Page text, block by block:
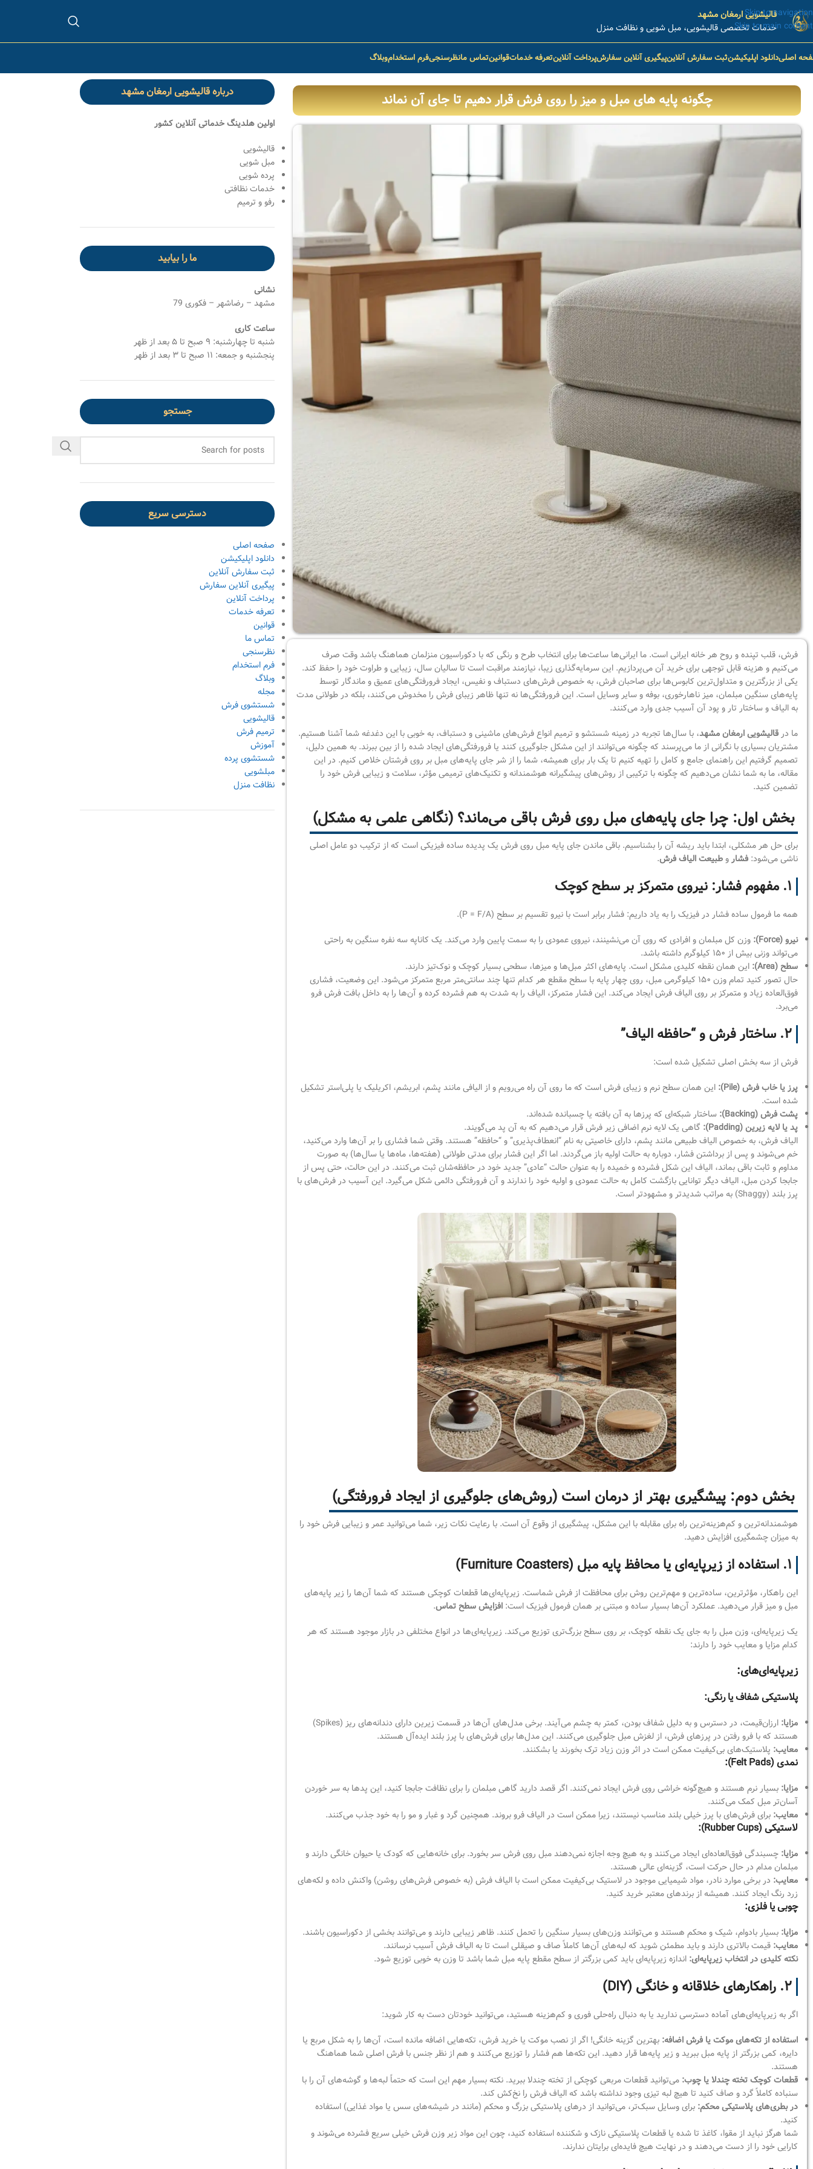
Skip to navigation
Skip to main content
قالیشویی ارمغان مشهد
خدمات تخصصی قالیشویی، مبل شویی و نظافت منزل
اصلیدانلود اپلیکیشنثبت سفارش آنلاینپیگیری آنلاین سفارشپرداخت آنلاینتعرفه خدماتقوانینتماس مانظرسنجیفرم استخداموبلاگ
چگونه پایه های مبل و میز را روی فرش قرار دهیم تا جای آن نماند
فرش، قلب تپنده و روح هر خانه ایرانی است. ما ایرانی‌ها ساعت‌ها برای انتخاب طرح و رنگی که با دکوراسیون منزلمان هماهنگ باشد وقت صرف
می‌کنیم و هزینه قابل توجهی برای خرید آن می‌پردازیم. این سرمایه‌گذاری زیبا، نیازمند مراقبت است تا سالیان سال، زیبایی و طراوت خود را حفظ کند.
یکی از بزرگترین و متداول‌ترین کابوس‌ها برای صاحبان فرش، به خصوص فرش‌های دستباف و نفیس، ایجاد فرورفتگی‌های عمیق و ماندگار توسط
پایه‌های سنگین مبلمان، میز ناهارخوری، بوفه و سایر وسایل است. این فرورفتگی‌ها نه تنها ظاهر زیبای فرش را مخدوش می‌کنند، بلکه در طولانی مدت
به الیاف و ساختار تار و پود آن آسیب جدی وارد می‌کنند.
ما در قالیشویی ارمغان مشهد، با سال‌ها تجربه در زمینه شستشو و ترمیم انواع فرش‌های ماشینی و دستباف، به خوبی با این دغدغه شما آشنا هستیم.
مشتریان بسیاری با نگرانی از ما می‌پرسند که چگونه می‌توانند از این مشکل جلوگیری کنند یا فرورفتگی‌های ایجاد شده را از بین ببرند. به همین دلیل،
تصمیم گرفتیم این راهنمای جامع و کامل را تهیه کنیم تا یک بار برای همیشه، شما را از شر جای پایه‌های مبل بر روی فرشتان خلاص کنیم. در این
مقاله، ما به شما نشان می‌دهیم که چگونه با ترکیبی از روش‌های پیشگیرانه هوشمندانه و تکنیک‌های ترمیمی مؤثر، سلامت و زیبایی فرش خود را
تضمین کنید.
بخش اول: چرا جای پایه‌های مبل روی فرش باقی می‌ماند؟ (نگاهی علمی به مشکل)
برای حل هر مشکلی، ابتدا باید ریشه آن را بشناسیم. باقی ماندن جای پایه مبل روی فرش یک پدیده ساده فیزیکی است که از ترکیب دو عامل اصلی
ناشی می‌شود: فشاروطبیعت الیاف فرش.
۱. مفهوم فشار: نیروی متمرکز بر سطح کوچک
همه ما فرمول ساده فشار در فیزیک را به یاد داریم: فشار برابر است با نیرو تقسیم بر سطح (P = F/A).
نیرو (Force):
وزن کل مبلمان و افرادی که روی آن می‌نشینند، نیروی عمودی را به سمت پایین وارد می‌کند. یک کاناپه سه نفره سنگین به راحتی
می‌تواند وزنی بیش از ۱۵۰ کیلوگرم داشته باشد.
سطح (Area):
این همان نقطه کلیدی مشکل است. پایه‌های اکثر مبل‌ها و میزها، سطحی بسیار کوچک و نوک‌تیز دارند.
حال تصور کنید تمام وزن ۱۵۰ کیلوگرمی مبل، روی چهار پایه با سطح مقطع هر کدام تنها چند سانتی‌متر مربع متمرکز می‌شود. این وضعیت، فشاری
فوق‌العاده زیاد و متمرکز بر روی الیاف فرش ایجاد می‌کند. این فشار متمرکز، الیاف را به شدت به هم فشرده کرده و آن‌ها را به داخل بافت فرش فرو
می‌برد.
۲. ساختار فرش و “حافظه الیاف”
فرش از سه بخش اصلی تشکیل شده است:
پرز یا خاب فرش (Pile):
این همان سطح نرم و زیبای فرش است که ما روی آن راه می‌رویم و از الیافی مانند پشم، ابریشم، اکریلیک یا پلی‌استر تشکیل
شده است.
پشت فرش (Backing):
ساختار شبکه‌ای که پرزها به آن بافته یا چسبانده شده‌اند.
پد یا لایه زیرین (Padding):
گاهی یک لایه نرم اضافی زیر فرش قرار می‌دهیم که به آن پد می‌گویند.
الیاف فرش، به خصوص الیاف طبیعی مانند پشم، دارای خاصیتی به نام “انعطاف‌پذیری” و “حافظه” هستند. وقتی شما فشاری را بر آن‌ها وارد می‌کنید،
خم می‌شوند و پس از برداشتن فشار، دوباره به حالت اولیه باز می‌گردند. اما اگر این فشار برای مدتی طولانی (هفته‌ها، ماه‌ها یا سال‌ها) به صورت
مداوم و ثابت باقی بماند، الیاف این شکل فشرده و خمیده را به عنوان حالت “عادی” جدید خود در حافظه‌شان ثبت می‌کنند. در این حالت، حتی پس از
جابجا کردن مبل، الیاف دیگر توانایی بازگشت کامل به حالت عمودی و اولیه خود را ندارند و آن فرورفتگی دائمی شکل می‌گیرد. این آسیب در فرش‌های با
پرز بلند (Shaggy) به مراتب شدیدتر و مشهودتر است.
بخش دوم: پیشگیری بهتر از درمان است (روش‌های جلوگیری از ایجاد فرورفتگی)
هوشمندانه‌ترین و کم‌هزینه‌ترین راه برای مقابله با این مشکل، پیشگیری از وقوع آن است. با رعایت نکات زیر، شما می‌توانید عمر و زیبایی فرش خود را
به میزان چشمگیری افزایش دهید.
۱. استفاده از زیرپایه‌ای یا محافظ پایه مبل (Furniture Coasters)
این راهکار، مؤثرترین، ساده‌ترین و مهم‌ترین روش برای محافظت از فرش شماست. زیرپایه‌ای‌ها قطعات کوچکی هستند که شما آن‌ها را زیر پایه‌های
مبل و میز قرار می‌دهید. عملکرد آن‌ها بسیار ساده و مبتنی بر همان فرمول فیزیک است: افزایش سطح تماس.
یک زیرپایه‌ای، وزن مبل را به جای یک نقطه کوچک، بر روی سطح بزرگ‌تری توزیع می‌کند. زیرپایه‌ای‌ها در انواع مختلفی در بازار موجود هستند که هر
کدام مزایا و معایب خود را دارند:
زیرپایه‌ای‌های:
پلاستیکی شفاف یا رنگی:
مزایا:
ارزان‌قیمت، در دسترس و به دلیل شفاف بودن، کمتر به چشم می‌آیند. برخی مدل‌های آن‌ها در قسمت زیرین دارای دندانه‌های ریز (Spikes)
هستند که با فرو رفتن در پرزهای فرش، از لغزش مبل جلوگیری می‌کنند. این مدل‌ها برای فرش‌های با پرز بلند ایده‌آل هستند.
معایب: پلاستیک‌های بی‌کیفیت ممکن است در اثر وزن زیاد ترک بخورند یا بشکنند.
نمدی (Felt Pads):
مزایا: بسیار نرم هستند و هیچ‌گونه خراشی روی فرش ایجاد نمی‌کنند. اگر قصد دارید گاهی مبلمان را برای نظافت جابجا کنید، این پدها به سر خوردن
آسان‌تر مبل کمک می‌کنند.
معایب: برای فرش‌های با پرز خیلی بلند مناسب نیستند، زیرا ممکن است در الیاف فرو بروند. همچنین گرد و غبار و مو را به خود جذب می‌کنند.
لاستیکی (Rubber Cups):
مزایا: چسبندگی فوق‌العاده‌ای ایجاد می‌کنند و به هیچ وجه اجازه نمی‌دهند مبل روی فرش سر بخورد. برای خانه‌هایی که کودک یا حیوان خانگی دارند و
مبلمان مدام در حال حرکت است، گزینه‌ای عالی هستند.
معایب: در برخی موارد نادر، مواد شیمیایی موجود در لاستیک بی‌کیفیت ممکن است با الیاف فرش (به خصوص فرش‌های روشن) واکنش داده و لکه‌های
زرد رنگ ایجاد کنند. همیشه از برندهای معتبر خرید کنید.
چوبی یا فلزی:
مزایا: بسیار بادوام، شیک و محکم هستند و می‌توانند وزن‌های بسیار سنگین را تحمل کنند. ظاهر زیبایی دارند و می‌توانند بخشی از دکوراسیون باشند.
معایب: قیمت بالاتری دارند و باید مطمئن شوید که لبه‌های آن‌ها کاملاً صاف و صیقلی است تا به الیاف فرش آسیب نرسانند.
نکته کلیدی در انتخاب زیرپایه‌ای: اندازه زیرپایه‌ای باید کمی بزرگتر از سطح مقطع پایه مبل شما باشد تا وزن به خوبی توزیع شود.
۲. راهکارهای خلاقانه و خانگی (DIY)
اگر به زیرپایه‌ای‌های آماده دسترسی ندارید یا به دنبال راه‌حلی فوری و کم‌هزینه هستید، می‌توانید خودتان دست به کار شوید:
استفاده از تکه‌های موکت یا فرش اضافه: بهترین گزینه خانگی! اگر از نصب موکت یا خرید فرش، تکه‌هایی اضافه مانده است، آن‌ها را به شکل مربع یا
دایره، کمی بزرگتر از پایه مبل ببرید و زیر پایه‌ها قرار دهید. این تکه‌ها هم فشار را توزیع می‌کنند و هم از نظر جنس با فرش اصلی شما هماهنگ
هستند.
قطعات کوچک تخته چندلا یا چوب: می‌توانید قطعات مربعی کوچکی از تخته چندلا ببرید. نکته بسیار مهم این است که حتماً لبه‌ها و گوشه‌های آن را با
سنباده کاملاً گرد و صاف کنید تا هیچ لبه تیزی وجود نداشته باشد که الیاف فرش را نخ‌کش کند.
در بطری‌های پلاستیکی محکم: برای وسایل سبک‌تر، می‌توانید از درهای پلاستیکی بزرگ و محکم (مانند در شیشه‌های سس یا مواد غذایی) استفاده
کنید.
شما هرگز نباید از مقوا، کاغذ تا شده یا قطعات پلاستیکی نازک و شکننده استفاده کنید، چون این مواد زیر وزن فرش خیلی سریع فشرده می‌شوند و
کارایی خود را از دست می‌دهند و در نهایت هیچ فایده‌ای برایتان ندارند.
درباره قالیشویی ارمغان مشهد
اولین هلدینگ خدماتی آنلاین کشور
قالیشویی
مبل شویی
پرده شویی
خدمات نظافتی
رفو و ترمیم
ما را بیابید
نشانی
مشهد – رضاشهر – فکوری 79
ساعت کاری
شنبه تا چهارشنبه: ۹ صبح تا ۵ بعد از ظهر
پنجشنبه و جمعه: ۱۱ صبح تا ۳ بعد از ظهر
جستجو
دسترسی سریع
صفحه اصلی
دانلود اپلیکیشن
ثبت سفارش آنلاین
پیگیری آنلاین سفارش
پرداخت آنلاین
تعرفه خدمات
قوانین
تماس ما
نظرسنجی
فرم استخدام
وبلاگ
مجله
شستشوی فرش
قالیشویی
ترمیم فرش
آموزش
شستشوی پرده
مبلشویی
نظافت منزل